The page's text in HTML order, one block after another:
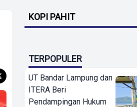
KOPI PAHIT
TERPOPULER
UT Bandar Lampung dan
ITERA Beri
Pendampingan Hukum